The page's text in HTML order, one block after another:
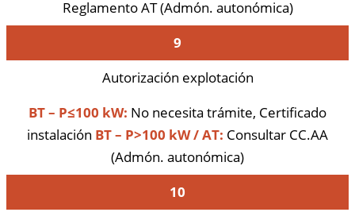
Reglamento AT (Admón. autonómica)
9
Autorización explotación
BT – P≤100 kW: No necesita trámite, Certificado
instalación BT – P>100 kW / AT: Consultar CC.AA
(Admón. autonómica)
10